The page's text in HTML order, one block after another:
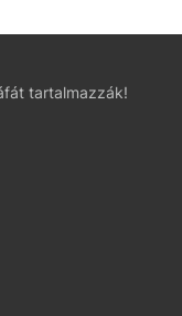
tartalmazzák!